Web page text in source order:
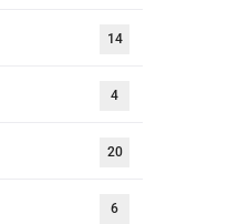
14
4
20
6